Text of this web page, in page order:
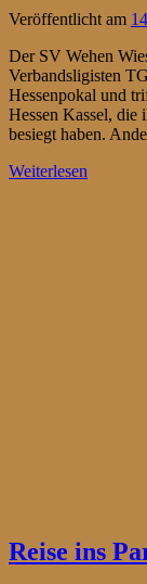
Veröffentlicht am
Der SV Wehen
Verbandsligisten
Hessenpokal und
Hessen Kassel, die
besiegt haben.
Weiterlesen
Reise ins